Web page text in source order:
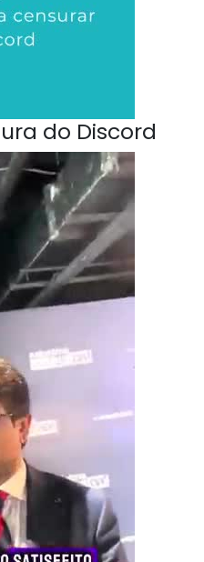
do Discord